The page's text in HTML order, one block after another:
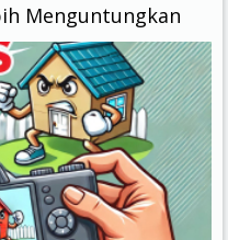
Menguntungkan